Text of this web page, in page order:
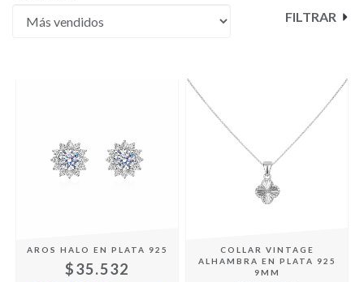
FILTRAR
AROS HALO EN PLATA 925
$35.532
COLLAR VINTAGE
ALHAMBRA EN PLATA 925
9MM